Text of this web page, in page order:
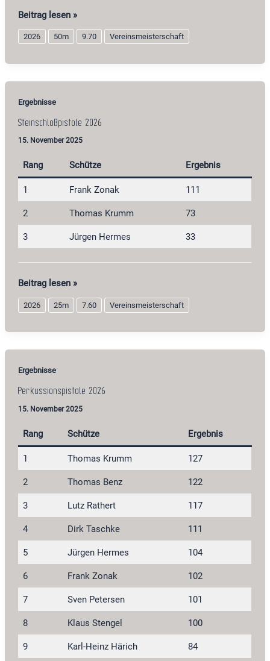
Perkussionsgewehr-
Auflage
2026
Beitrag lesen »
2026 50m 9.70 Vereinsmeisterschaft
Ergebnisse
Steinschloßpistole 2026
15. November 2025
Rang Schütze Ergebnis
1 Frank Zonak 111
2 Thomas Krumm 73
3 Jürgen Hermes 33
Steinschloßpistole
2026
Beitrag lesen »
2026 25m 7.60 Vereinsmeisterschaft
Ergebnisse
Perkussionspistole 2026
15. November 2025
Rang Schütze Ergebnis
1 Thomas Krumm 127
2 Thomas Benz 122
3 Lutz Rathert 117
4 Dirk Taschke 111
5 Jürgen Hermes 104
6 Frank Zonak 102
7 Sven Petersen 101
8 Klaus Stengel 100
9 Karl-Heinz Härich 84